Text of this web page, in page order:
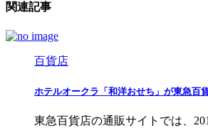
関連記事
百貨店
ホテルオークラ「和洋おせち」が東急百
東急百貨店の通販サイトでは、